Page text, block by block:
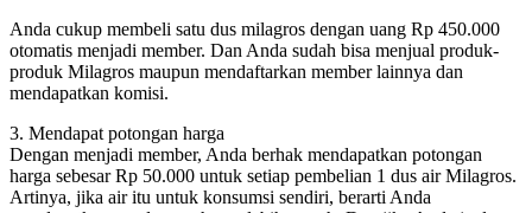
Anda cukup membeli satu dus milagros dengan uang Rp 450.000
otomatis menjadi member. Dan Anda sudah bisa menjual produk-
produk Milagros maupun mendaftarkan member lainnya dan
mendapatkan komisi.
3. Mendapat potongan harga
Dengan menjadi member, Anda berhak mendapatkan potongan
harga sebesar Rp 50.000 untuk setiap pembelian 1 dus air Milagros.
Artinya, jika air itu untuk konsumsi sendiri, berarti Anda